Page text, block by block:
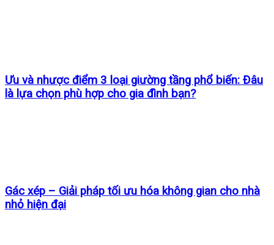
Ưu và nhược điểm 3 loại giường tầng phổ biến: Đâu
là lựa chọn phù hợp cho gia đình bạn?
Gác xép – Giải pháp tối ưu hóa không gian cho nhà
nhỏ hiện đại